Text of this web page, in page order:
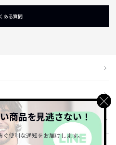
ある質問
商品を見逃さない！
便利な通知をお届けします。